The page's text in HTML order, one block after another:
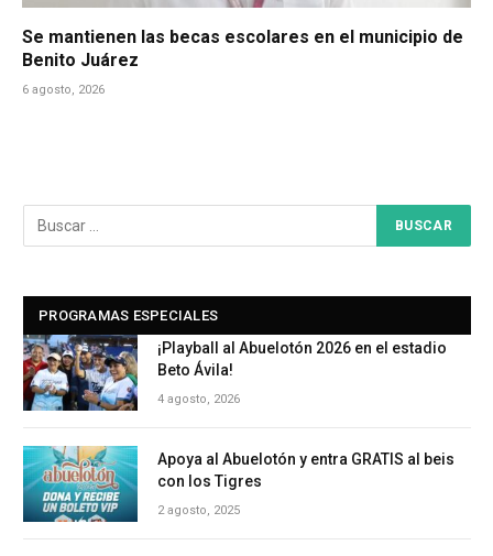
Se mantienen las becas escolares en el municipio de
Benito Juárez
6 agosto, 2026
PROGRAMAS ESPECIALES
¡Playball al Abuelotón 2026 en el estadio
Beto Ávila!
4 agosto, 2026
Apoya al Abuelotón y entra GRATIS al beis
con los Tigres
2 agosto, 2025